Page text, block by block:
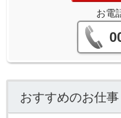
お電
おすすめのお仕事